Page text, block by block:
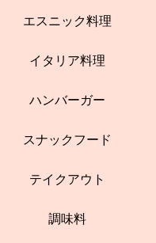
エスニック料理
イタリア料理
ハンバーガー
スナックフード
テイクアウト
調味料